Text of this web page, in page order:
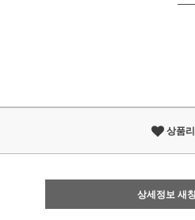
상품
상세정보 새